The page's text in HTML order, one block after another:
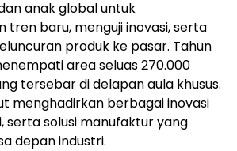
anak global untuk
tren baru, menguji inovasi, serta
produk ke pasar. Tahun
area seluas 270.000
tersebar di delapan aula khusus.
menghadirkan berbagai inovasi
serta solusi manufaktur yang
depan industri.